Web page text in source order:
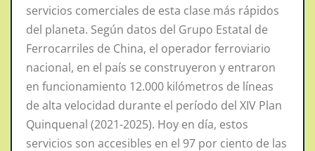
servicios comerciales de esta clase más rápidos
del planeta. Según datos del Grupo Estatal de
Ferrocarriles de China, el operador ferroviario
nacional, en el país se construyeron y entraron
en funcionamiento 12.000 kilómetros de líneas
de alta velocidad durante el período del XIV Plan
Quinquenal (2021-2025). Hoy en día, estos
servicios son accesibles en el 97 por ciento de las